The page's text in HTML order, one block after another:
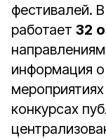
фестивалей.
работает 32
информация
конкурсах